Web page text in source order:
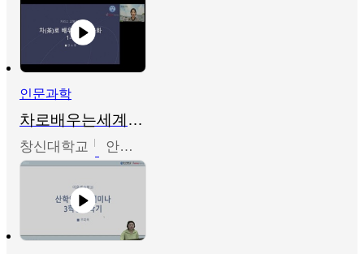
인문과학
차로배우는세계문화
창신대학교 안소영